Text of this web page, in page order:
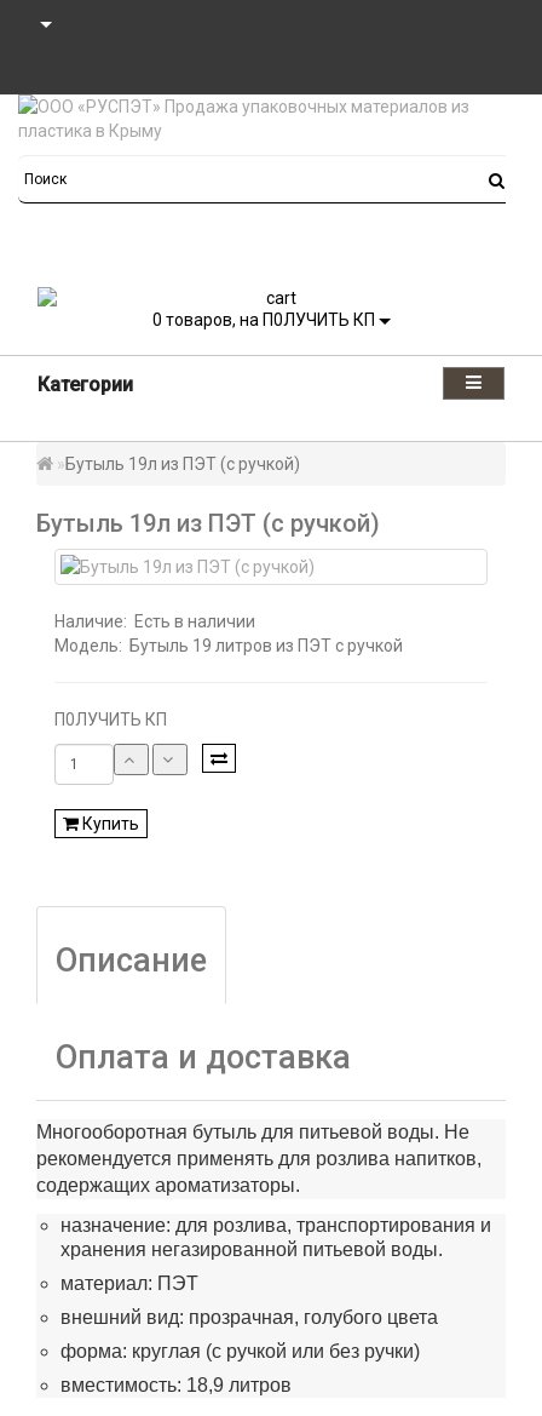
0 товаров, на П0ЛУЧИТЬ КП
Категории
Бутыль 19л из ПЭТ (с ручкой)
Бутыль 19л из ПЭТ (с ручкой)
Наличие: Есть в наличии
Модель: Бутыль 19 литров из ПЭТ с ручкой
П0ЛУЧИТЬ КП
Купить
Описание
Оплата и доставка
Многооборотная бутыль для питьевой воды. Не
рекомендуется применять для розлива напитков,
содержащих ароматизаторы.
назначение: для розлива, транспортирования и
хранения негазированной питьевой воды.
материал: ПЭТ
внешний вид: прозрачная, голубого цвета
форма: круглая (с ручкой или без ручки)
вместимость: 18,9 литров